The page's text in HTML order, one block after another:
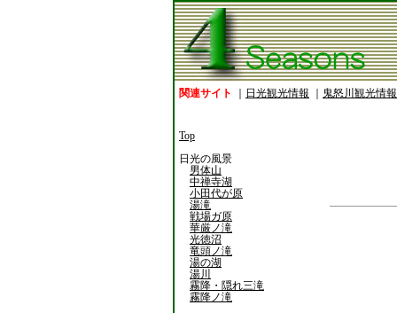
関連サイト 日光観光情報 鬼怒川観光情報
Top
日光の風景
男体山
中禅寺湖
小田代が原
湯滝
戦場ガ原
華厳ノ滝
光徳沼
竜頭ノ滝
湯の湖
湯川
霧降・隠れ三滝
霧降ノ滝